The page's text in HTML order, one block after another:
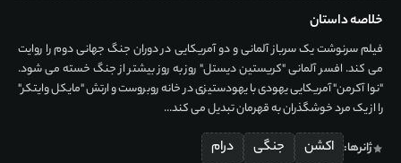
خلاصه داستان
فیلم سرنوشت یک سرباز آلمانی و دو آمریکایی در دوران جنگ جهانی دوم را روایت
می کند. افسر آلمانی "کریستین دیستل" روز به روز بیشتر از جنگ خسته می شود.
"نوا آکرمن" آمریکایی یهودی با یهودستیزی در خانه روبروست و ارتش "مایکل وایتکر"
را از یک مرد خوشگذران به قهرمان تبدیل می کند...
ژانرها: اکشن جنگی درام